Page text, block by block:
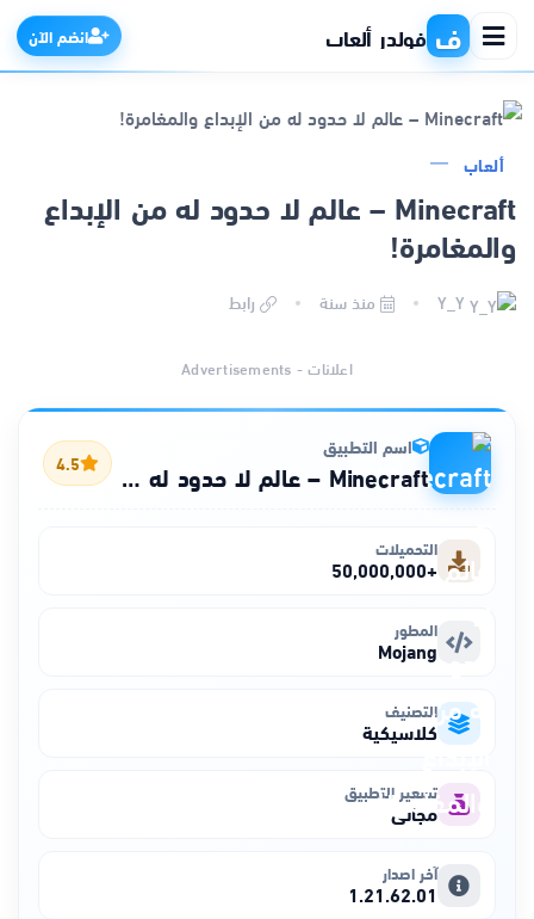
ف فولدر ألعاب انضم الآن
التطبيقات
الألعاب
ذكاء اصطناعي
ألعاب
Minecraft – عالم لا حدود له من الإبداع
والمغامرة!
منذ سنة رابط
اعلانات - Advertisements
اسم التطبيق
Minecraft – عالم لا حدود له من الإبداع والمغامرة! 4.5
التحميلات
+50,000,000
المطور
Mojang
التصنيف
كلاسيكية
تسعير التطبيق
مجاني
آخر اصدار
1.21.62.01